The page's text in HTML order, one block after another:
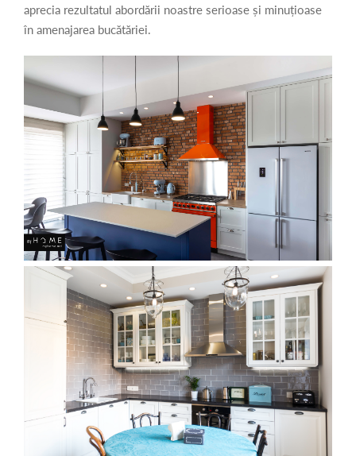
aprecia rezultatul abordării noastre serioase și minuțioase
în amenajarea bucătăriei.